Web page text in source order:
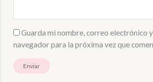
Guarda mi nombre, correo electrónico
navegador para la próxima vez que